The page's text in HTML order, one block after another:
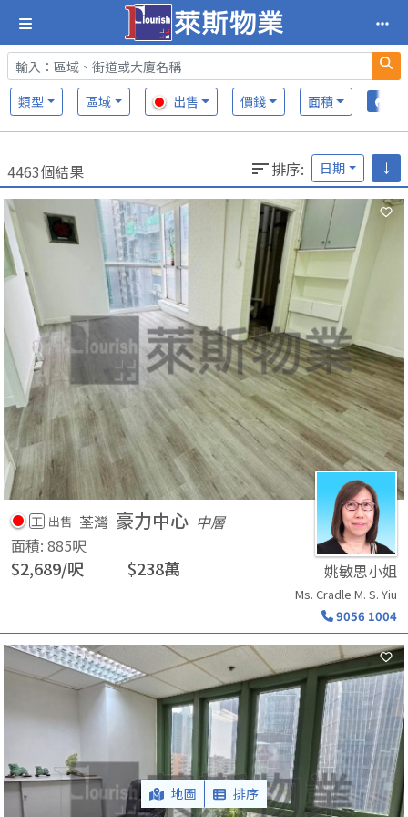
類型 區域 出售 價錢 面積
4463個結果 排序: 日期 ↓
工 出售 荃灣 豪力中心 中層
面積: 885呎
$2,689/呎 $238萬 姚敏思小姐
Ms. Cradle M. S. Yiu
9056 1004
地圖 排序